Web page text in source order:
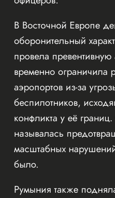
В Восточной Европе
оборонительный
провела
временно ограничила
аэропортов из-за
беспилотников,
конфликта у её
называлась
масштабных
было.
Румыния также